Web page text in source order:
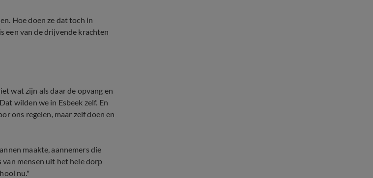
Hoe doen ze dat toch in
een van de drijvende krachten
wat zijn als daar de opvang en
wilden we in Esbeek zelf. En
ons regelen, maar zelf doen en
maakte, aannemers die
van mensen uit het hele dorp
nu."